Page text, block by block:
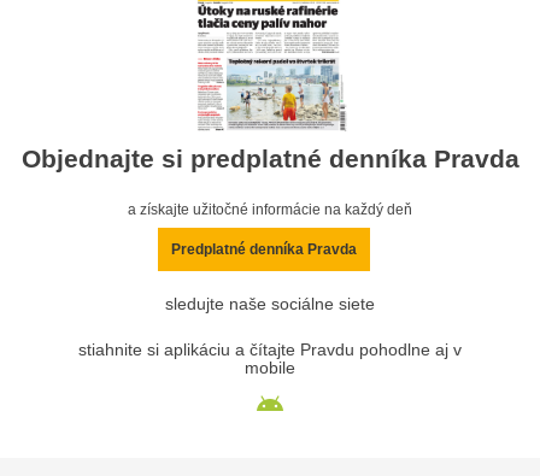
Objednajte si predplatné denníka Pravda
a získajte užitočné informácie na každý deň
Predplatné denníka Pravda
sledujte naše sociálne siete
stiahnite si aplikáciu a čítajte Pravdu pohodlne aj v
mobile